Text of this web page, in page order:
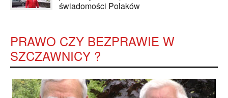
świadomości Polaków
PRAWO CZY BEZPRAWIE W
SZCZAWNICY ?